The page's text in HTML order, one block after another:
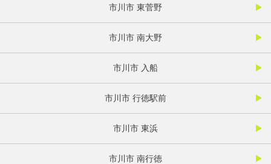
市川市 東菅野
市川市 南大野
市川市 入船
市川市 行徳駅前
市川市 東浜
市川市 南行徳